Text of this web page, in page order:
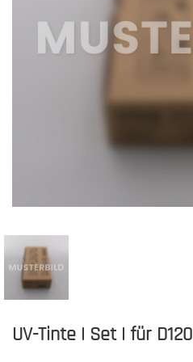
UV-Tinte | Set | für D120